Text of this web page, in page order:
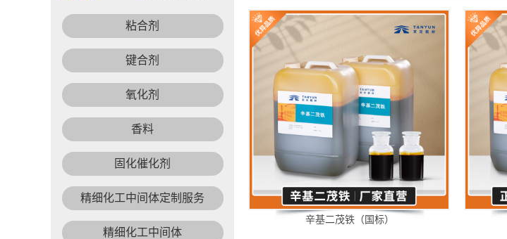
辛基二茂铁（国标）
粘合剂
键合剂
氧化剂
香料
固化催化剂
精细化工中间体定制服务
精细化工中间体